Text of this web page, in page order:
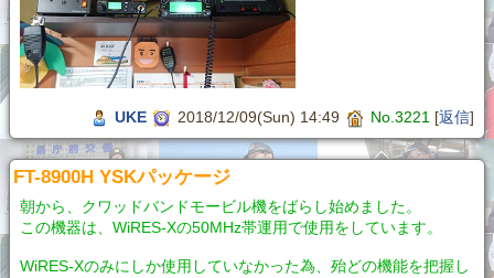
UKE 2018/12/09(Sun) 14:49 No.3221 [返信]
FT-8900H YSKパッケージ
朝から、クワッドバンドモービル機をばらし始めました。
この機器は、WiRES-Xの50MHz帯運用で使用をしています。
WiRES-Xのみにしか使用していなかった為、殆どの機能を把握し